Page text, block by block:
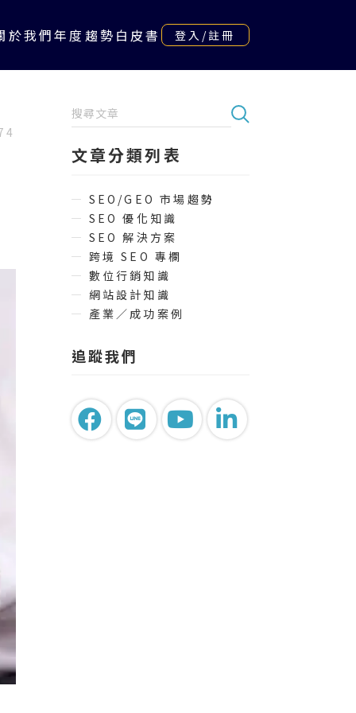
於我們年度趨勢白皮書 登入/註冊
文章分類列表
SEO/GEO 市場趨勢
SEO 優化知識
SEO 解決方案
跨境 SEO 專欄
數位行銷知識
網站設計知識
產業／成功案例
追蹤我們